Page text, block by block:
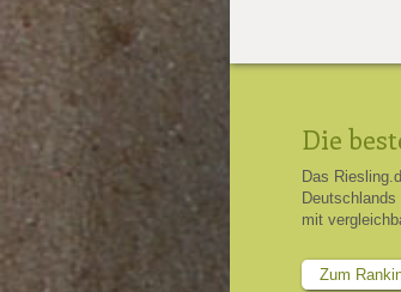
Die
Das
Deutschlands
mit
Zum